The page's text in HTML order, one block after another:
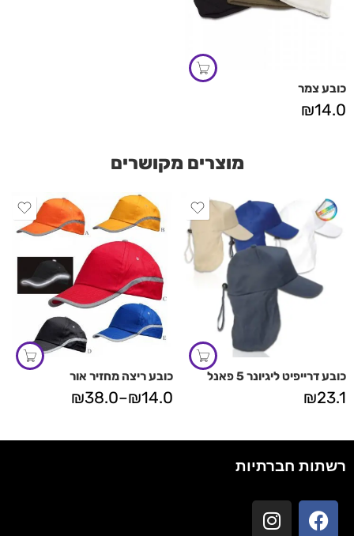
כובע צמר
₪14.0
מוצרים מקושרים
כובע דרייפיט ליגיונר 5 פאנל
₪23.1
כובע ריצה מחזיר אור
₪14.0
–
₪38.0
רשתות חברתיות